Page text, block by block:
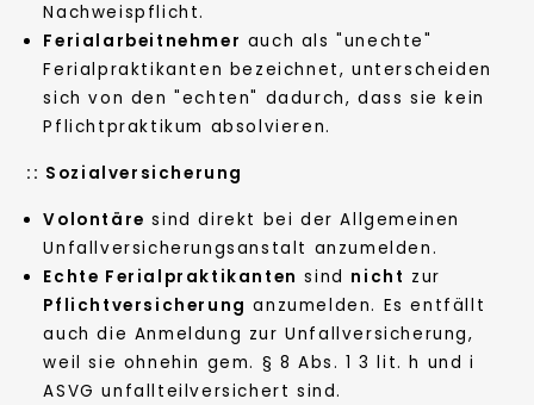
Nachweispflicht.
Ferialarbeitnehmer auch als "unechte"
Ferialpraktikanten bezeichnet, unterscheiden
sich von den "echten" dadurch, dass sie kein
Pflichtpraktikum absolvieren.
:: Sozialversicherung
Volontäre sind direkt bei der Allgemeinen
Unfallversicherungsanstalt anzumelden.
Echte Ferialpraktikanten sind nicht zur
Pflichtversicherung anzumelden. Es entfällt
auch die Anmeldung zur Unfallversicherung,
weil sie ohnehin gem. § 8 Abs. 1 3 lit. h und i
ASVG unfallteilversichert sind.